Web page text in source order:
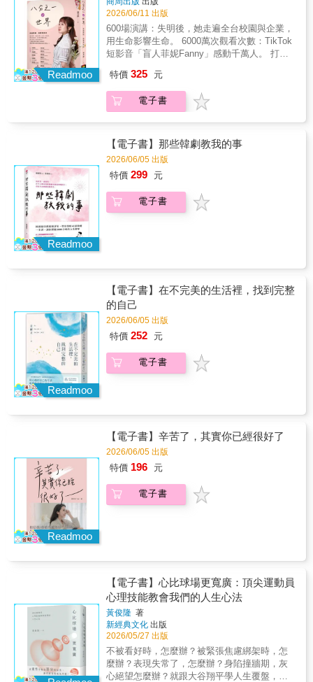
是條件，而是「行動」──▌編譯者推薦日本史
上，恐怕沒有比吉田松陰更「瘋狂」的人了。
在短短30年的生涯中，他以強烈的個人魅力，
從松下村塾這間小型私塾中，培養出伊藤博
文、高杉晉作等眾多異才。本書收錄了吉田松
心之際，那份年少歲月中遺失的「狂熱之心」
也將在你的內心深處復甦。
的決定──偷渡登上黑船，只為向敵人學習。他
明白，光靠敵意無法拯救國家，唯有理解與學
習、實際付出行動，才能真正改變未來。之後
更是開設了一所小型私塾「松下村塾」，培育
出伊藤博文、高杉晉作等足以影響往後日本走
向的人才。本書以吉田松陰的思想為核心，將
思想家所留下的話語，轉化為現代人也能輕鬆
理解的176則精煉格言，從「心、士、志、知、
友、死」六大面向層層剖析，深入足以影響整
生命力量。當你遭遇困難、當你快要失去自
信、當你快被壓力擊垮之時，這本書將帶給你
突破現狀的勇氣。真正能改變未來的，從來不
上，恐怕沒有比吉田松陰更「瘋狂」的人了。
在短短30年的生涯中，他以強烈的個人魅力，
Readmoo
2026/06/11 出版
600場演講：失明後，她走遍全台校園與企業，
用生命影響生命。 6000萬次觀看次數：TikTok
短影音「盲人菲妮Fanny」感動千萬人。 打破
化妝課」、「身心障礙自媒體經營課程。「黑
暗也可以是新生的起點。」這本書獻給每一位
正處於低谷、對未來感到迷惘的你。當我們學
照亮自己的那道光。 她的視界，只能看見常人
八分之一的光影，雖然眼前幽暗，她的畫卻揮
灑出繽紛。她用畫與文字展現堅強信念：「每
個靈魂都有屬於自己的道路，身體障礙無法限
制我們成為真正的自己。」二十歲那年，因為
網路霸凌帶來的巨大壓力，導致她的視神經受
下，她獨自一人搬到台北，在黑暗中摸索獨立
媒體，慢慢地將碎裂的自己重新拼湊起來，她
用行動證明：不論身體是否有障礙，我們都能
選擇成為真正的自己。
特價 325 元
電子書
Readmoo
【電子書】那些韓劇教我的事
2026/06/05 出版
特價 299 元
電子書
Readmoo
【電子書】在不完美的生活裡，找到完整
的自己
2026/06/05 出版
特價 252 元
電子書
Readmoo
【電子書】辛苦了，其實你已經很好了
2026/06/05 出版
特價 196 元
電子書
【電子書】心比球場更寬廣：頂尖運動員
心理技能教會我們的人生心法
黃俊隆 著
新經典文化 出版
2026/05/27 出版
不被看好時，怎麼辦？被緊張焦慮綁架時，怎
麼辦？表現失常了，怎麼辦？身陷撞牆期，灰
心絕望怎麼辦？就跟大谷翔平學人生覆盤，跟